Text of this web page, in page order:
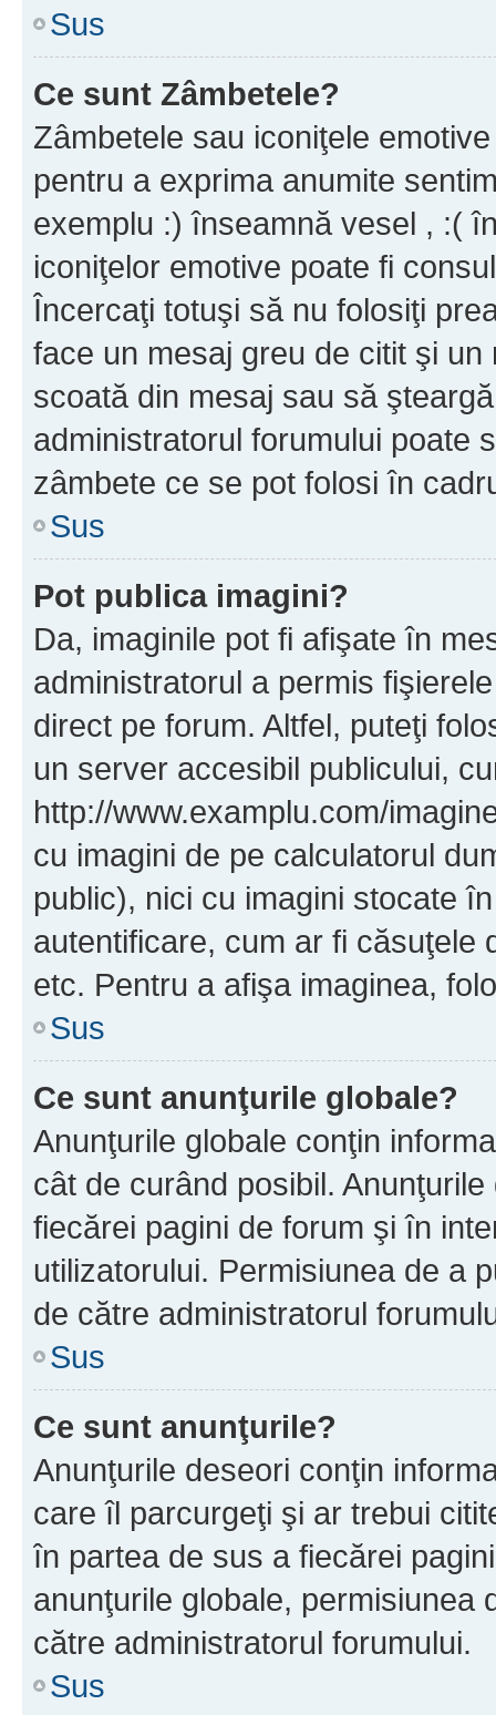
Sus
Ce sunt Zâmbetele?
Zâmbetele sau iconiţele
pentru a exprima anumite
exemplu :) înseamnă vesel , :(
iconiţelor emotive poate fi
Încercaţi totuşi să nu folosiţi
face un mesaj greu de citit şi
scoată din mesaj sau să
administratorul forumului poate
zâmbete ce se pot folosi în
Sus
Pot publica imagini?
Da, imaginile pot fi afişate în
administratorul a permis
direct pe forum. Altfel, puteţi
un server accesibil publicului,
http://www.examplu.com/
cu imagini de pe calculatorul
public), nici cu imagini stocate
autentificare, cum ar fi căsuţele
etc. Pentru a afişa imaginea,
Sus
Ce sunt anunţurile globale?
Anunţurile globale conţin
cât de curând posibil.
fiecărei pagini de forum şi în
utilizatorului. Permisiunea de a
de către administratorul
Sus
Ce sunt anunţurile?
Anunţurile deseori conţin
care îl parcurgeţi şi ar trebui
în partea de sus a fiecărei
anunţurile globale, permisiunea
către administratorul forumului.
Sus